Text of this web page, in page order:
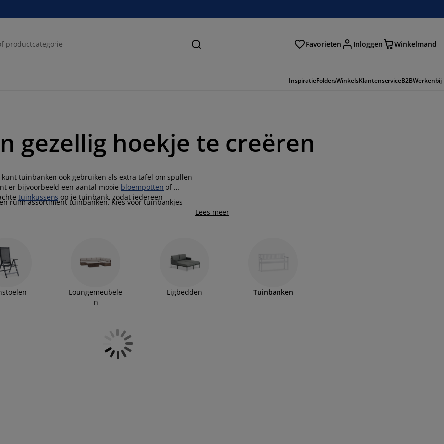
Zoeken Favorieten Inloggen Winkelmand
InspiratieFoldersWinkelsKlantenserviceB2BWerkenbij
gezellig hoekje te creëren
tuinbanken ook gebruiken als extra tafel om spullen
er bijvoorbeeld een aantal mooie bloempotten of
tuinkussens op je tuinbank, zodat iedereen
ruim assortiment tuinbanken. Kies voor tuinbankjes
Lees meer
Loungemeubele
n
Ligbedden Tuinbanken